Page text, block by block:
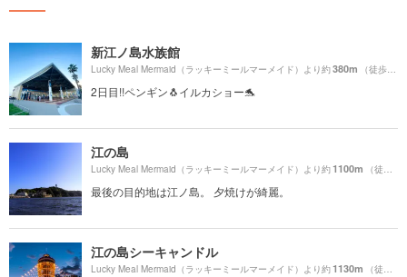
新江ノ島水族館
Lucky Meal Mermaid（ラッキーミールマーメイド）より約380m （徒歩7分）
2日目!!ペンギン🐧イルカショー🐬
江の島
Lucky Meal Mermaid（ラッキーミールマーメイド）より約1100m （徒歩19分）
最後の目的地は江ノ島。 夕焼けが綺麗。
江の島シーキャンドル
Lucky Meal Mermaid（ラッキーミールマーメイド）より約1130m （徒歩19分）